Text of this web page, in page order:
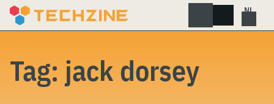
Skip
Tag: jack dorsey